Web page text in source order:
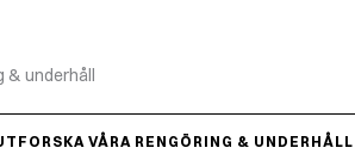
& underhåll
VÅRA RENGÖRING & UNDERHÅLL